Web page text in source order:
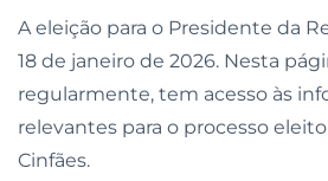
A eleição para o Presidente da
18 de janeiro de 2026. Nesta
regularmente, tem acesso às
relevantes para o processo
Cinfães.